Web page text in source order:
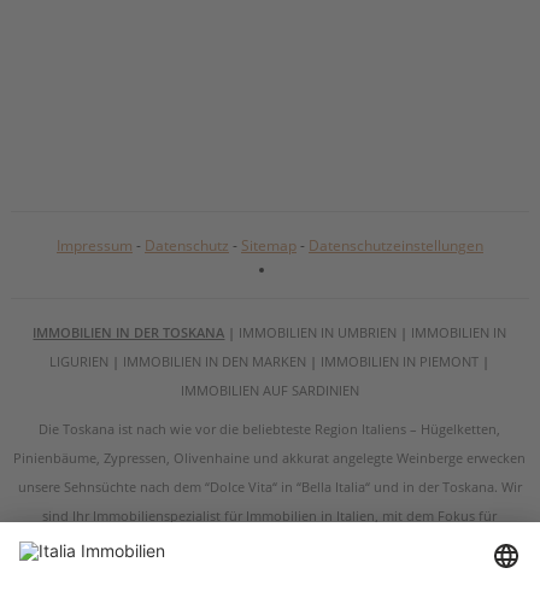
Impressum - Datenschutz - Sitemap- Datenschutzeinstellungen
IMMOBILIEN IN DER TOSKANA | IMMOBILIEN IN UMBRIEN | IMMOBILIEN IN
LIGURIEN | IMMOBILIEN IN DEN MARKEN | IMMOBILIEN IN PIEMONT |
IMMOBILIEN AUF SARDINIEN
Die Toskana ist nach wie vor die beliebteste Region Italiens – Hügelketten,
Pinienbäume, Zypressen, Olivenhaine und akkurat angelegte Weinberge erwecken
unsere Sehnsüchte nach dem “Dolce Vita“ in “Bella Italia“ und in der Toskana. Wir
sind Ihr Immobilienspezialist für Immobilien in Italien, mit dem Fokus für
Immobilien in der Toskana und in Umbrien. Egal ob Sie ein renoviertes
Bauernhaus, eine restaurierungsbedürftige Ruine, eine historische Villa oder eine